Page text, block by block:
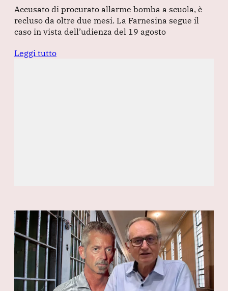
Accusato di procurato allarme bomba a scuola, è
recluso da oltre due mesi. La Farnesina segue il
caso in vista dell’udienza del 19 agosto
Leggi tutto